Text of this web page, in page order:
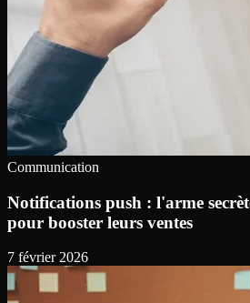
Communication
Notifications push : l'arme
pour booster leurs ventes
7 février 2026